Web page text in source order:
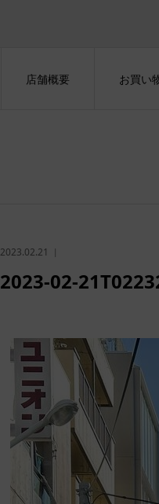
店舗概要 お買い
2023.02.21
2023-02-